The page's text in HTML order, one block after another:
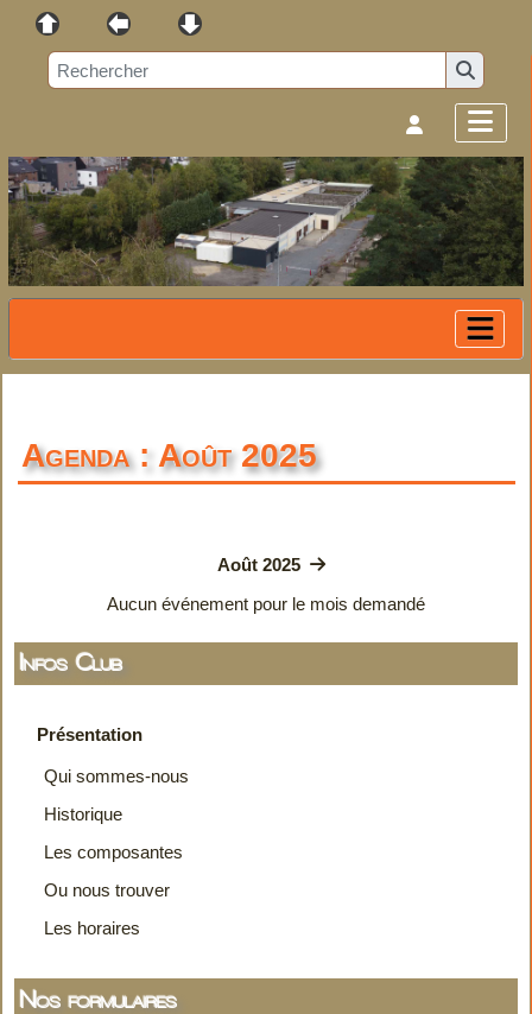
Infos Club
Présentation
Qui sommes-nous
Historique
Les composantes
Ou nous trouver
Les horaires
Nos formulaires
Agenda : Août 2025
Août 2025
Aucun événement pour le mois demandé